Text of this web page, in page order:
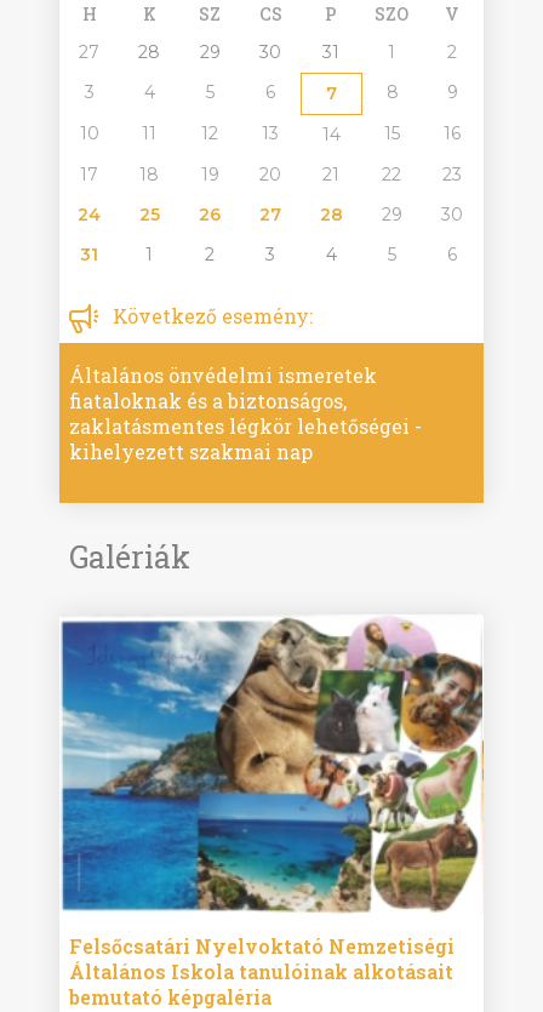
H K SZ CS P SZO V
27 28 29 30 31 1
2
3
4 5 6 7 8
9
10
11 12 13 14 15
16
17
18 19 20 21 22
23
24
25 26 27 28 29
30
31
1 2 3 4 5 6
Következő esemény:
Általános önvédelmi ismeretek
fiataloknak és a biztonságos,
zaklatásmentes légkör lehetőségei -
kihelyezett szakmai nap
Galériák
Felsőcsatári Nyelvoktató Nemzetiségi
Általános Iskola tanulóinak alkotásait
bemutató képgaléria